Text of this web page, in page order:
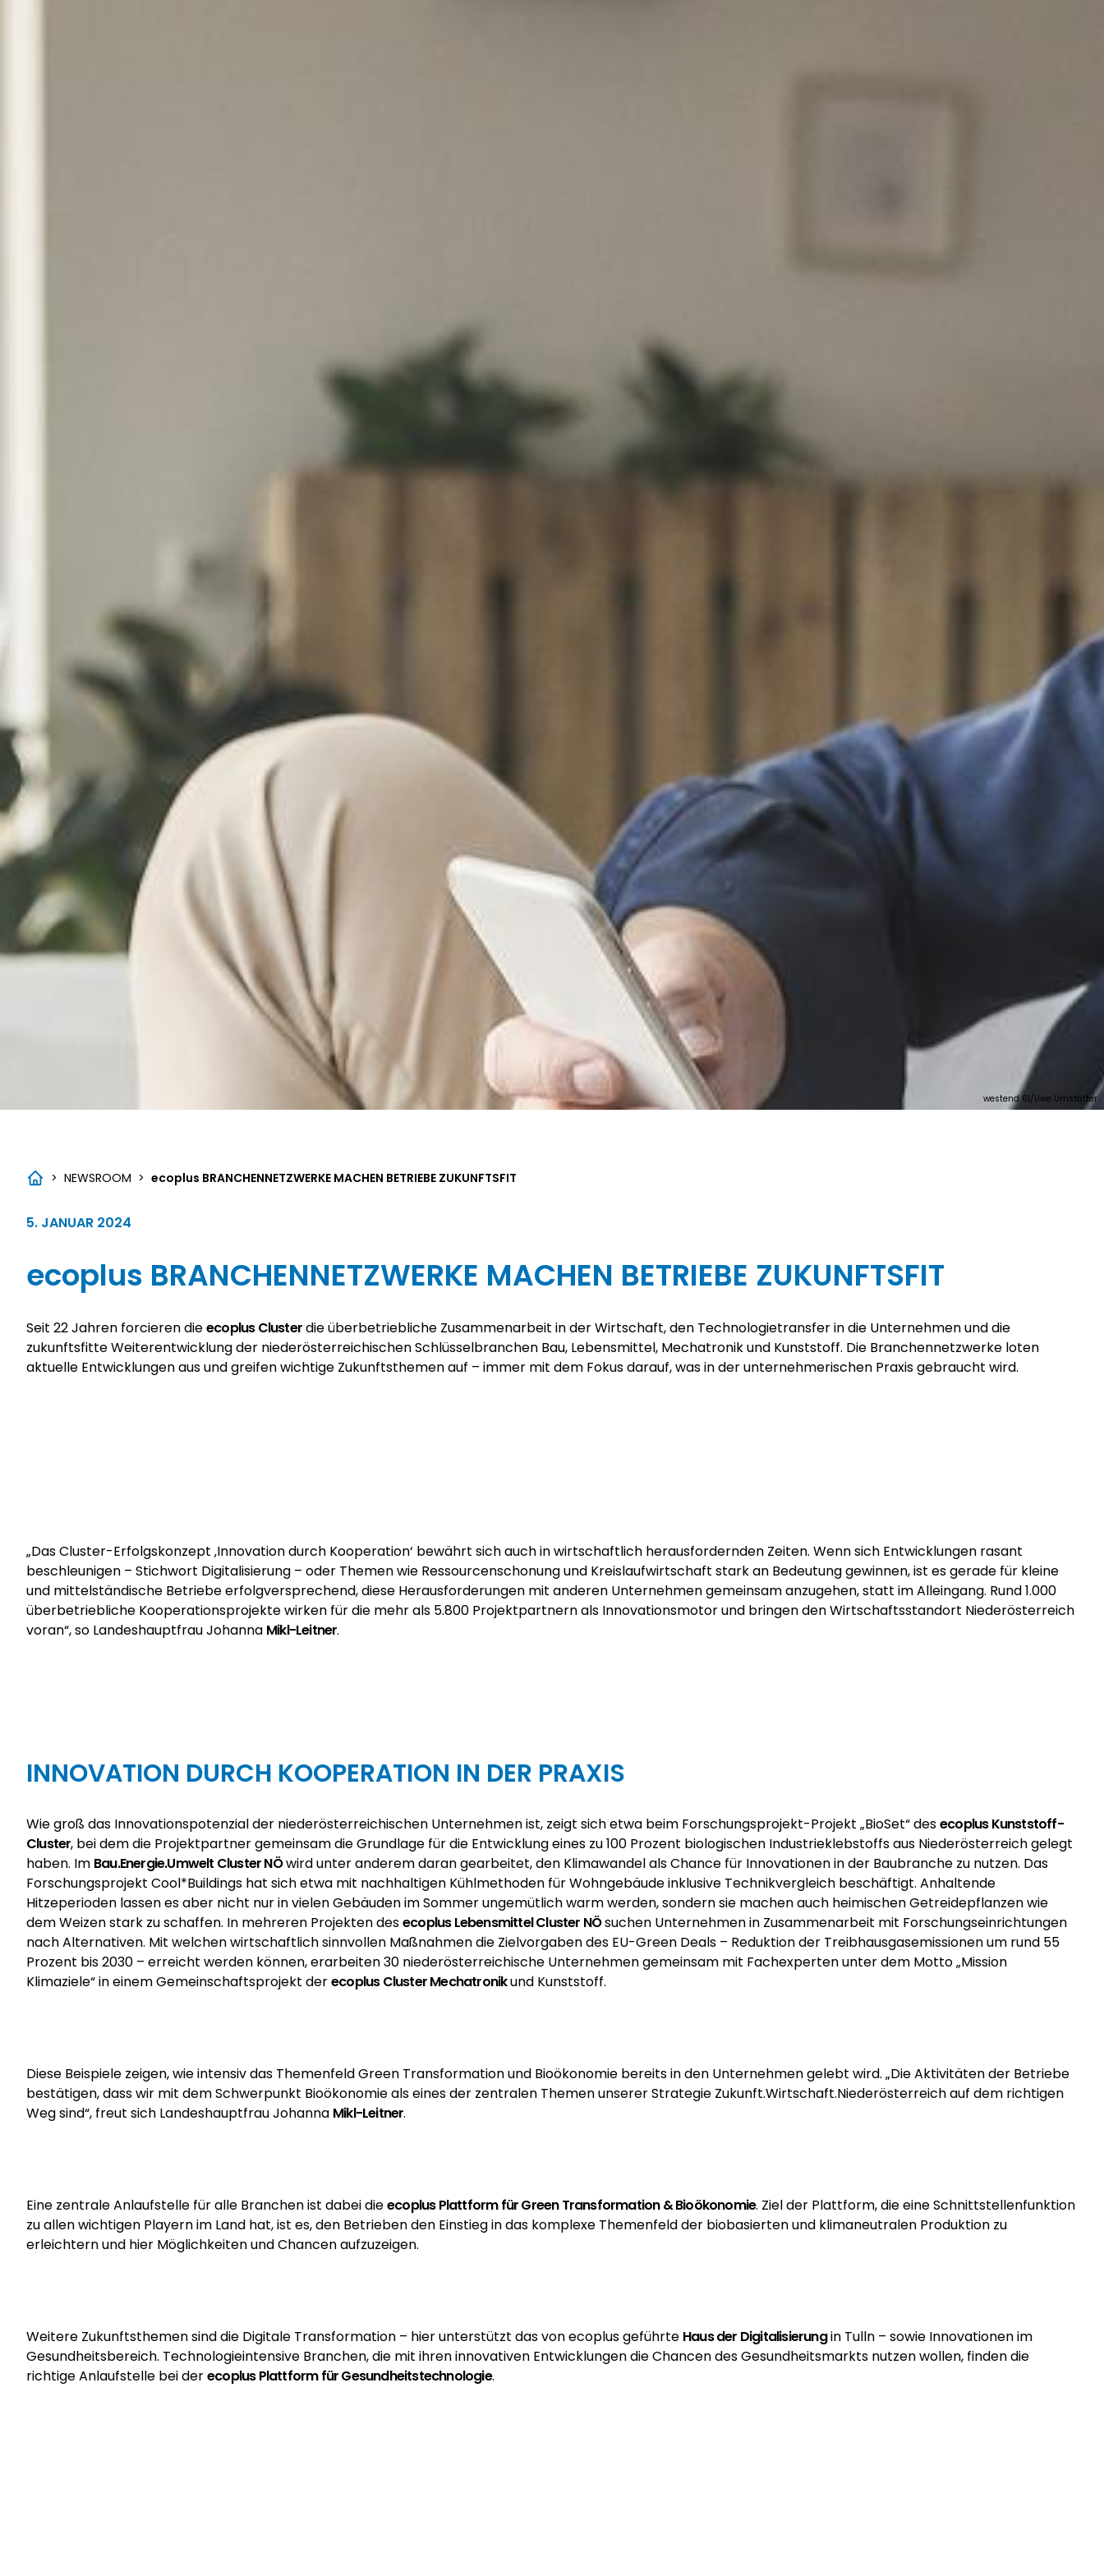
westend 61/Uwe Umstätter
> NEWSROOM > ecoplus BRANCHENNETZWERKE MACHEN BETRIEBE ZUKUNFTSFIT
5. JANUAR 2024
ecoplus BRANCHENNETZWERKE MACHEN BETRIEBE ZUKUNFTSFIT
Seit 22 Jahren forcieren dieecoplusClusterdie überbetriebliche Zusammenarbeit in der Wirtschaft, den Technologietransfer in die Unternehmen und die
zukunftsfitte Weiterentwicklung der niederösterreichischen Schlüsselbranchen Bau, Lebensmittel, Mechatronik und Kunststoff. Die Branchennetzwerke loten
aktuelle Entwicklungen aus und greifen wichtige Zukunftsthemen auf – immer mit dem Fokus darauf, was in der unternehmerischen Praxis gebraucht wird.
„Das Cluster-Erfolgskonzept ‚Innovation durch Kooperation‘ bewährt sich auch in wirtschaftlich herausfordernden Zeiten. Wenn sich Entwicklungen rasant
beschleunigen – Stichwort Digitalisierung – oder Themen wie Ressourcenschonung und Kreislaufwirtschaft stark an Bedeutung gewinnen, ist es gerade für kleine
und mittelständische Betriebe erfolgversprechend, diese Herausforderungen mit anderen Unternehmen gemeinsam anzugehen, statt im Alleingang. Rund 1.000
überbetriebliche Kooperationsprojekte wirken für die mehr als 5.800 Projektpartnern als Innovationsmotor und bringen den Wirtschaftsstandort Niederösterreich
voran“, so Landeshauptfrau Johanna Mikl-Leitner.
INNOVATION DURCH KOOPERATION IN DER PRAXIS
Wie groß das Innovationspotenzial der niederösterreichischen Unternehmen ist, zeigt sich etwa beim Forschungsprojekt-Projekt „BioSet“ desecoplusKunststoff-
Cluster, bei dem die Projektpartner gemeinsam die Grundlage für die Entwicklung eines zu 100 Prozent biologischen Industrieklebstoffs aus Niederösterreich gelegt
haben. Im Bau.Energie.Umwelt Cluster NÖwird unter anderem daran gearbeitet, den Klimawandel als Chance für Innovationen in der Baubranche zu nutzen. Das
Forschungsprojekt Cool*Buildings hat sich etwa mit nachhaltigen Kühlmethoden für Wohngebäude inklusive Technikvergleich beschäftigt. Anhaltende
Hitzeperioden lassen es aber nicht nur in vielen Gebäuden im Sommer ungemütlich warm werden, sondern sie machen auch heimischen Getreidepflanzen wie
dem Weizen stark zu schaffen. In mehreren Projekten desecoplusLebensmittel Cluster NÖsuchen Unternehmen in Zusammenarbeit mit Forschungseinrichtungen
nach Alternativen. Mit welchen wirtschaftlich sinnvollen Maßnahmen die Zielvorgaben des EU-Green Deals – Reduktion der Treibhausgasemissionen um rund 55
Prozent bis 2030 – erreicht werden können, erarbeiten 30 niederösterreichische Unternehmen gemeinsam mit Fachexperten unter dem Motto „Mission
Klimaziele“ in einem Gemeinschaftsprojekt derecoplusCluster Mechatronikund Kunststoff.
Diese Beispiele zeigen, wie intensiv das Themenfeld Green Transformation und Bioökonomie bereits in den Unternehmen gelebt wird. „Die Aktivitäten der Betriebe
bestätigen, dass wir mit dem Schwerpunkt Bioökonomie als eines der zentralen Themen unserer Strategie Zukunft.Wirtschaft.Niederösterreich auf dem richtigen
Weg sind“, freut sich Landeshauptfrau Johanna Mikl-Leitner.
Eine zentrale Anlaufstelle für alle Branchen ist dabei dieecoplusPlattform für Green Transformation & Bioökonomie. Ziel der Plattform, die eine Schnittstellenfunktion
zu allen wichtigen Playern im Land hat, ist es, den Betrieben den Einstieg in das komplexe Themenfeld der biobasierten und klimaneutralen Produktion zu
erleichtern und hier Möglichkeiten und Chancen aufzuzeigen.
Weitere Zukunftsthemen sind die Digitale Transformation – hier unterstützt das vonecoplusgeführte Haus der Digitalisierungin Tulln – sowie Innovationen im
Gesundheitsbereich. Technologieintensive Branchen, die mit ihren innovativen Entwicklungen die Chancen des Gesundheitsmarkts nutzen wollen, finden die
richtige Anlaufstelle bei derecoplusPlattform für Gesundheitstechnologie.